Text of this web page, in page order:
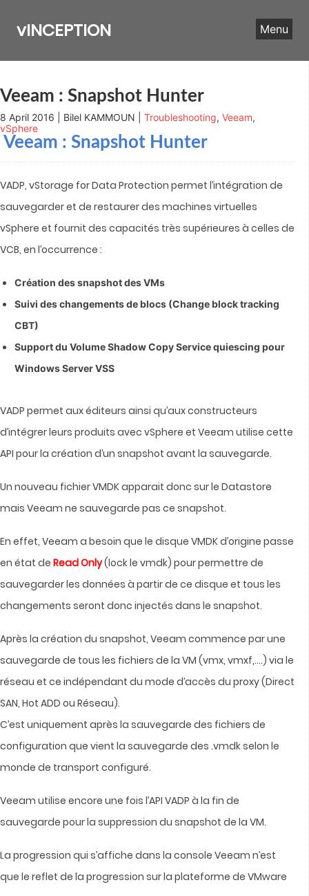
content
vINCEPTION Menu
Veeam : Snapshot Hunter
8 April 2016 | Bilel KAMMOUN | Troubleshooting, Veeam,
vSphere
Veeam : Snapshot Hunter
VADP, vStorage for Data Protection permet l’intégration de
sauvegarder et de restaurer des machines virtuelles
vSphere et fournit des capacités très supérieures à celles de
VCB, en l’occurrence :
Création des snapshot des VMs
Suivi des changements de blocs (Change block tracking
CBT)
Support du Volume Shadow Copy Service quiescing pour
Windows Server VSS
VADP permet aux éditeurs ainsi qu’aux constructeurs
d’intégrer leurs produits avec vSphere et Veeam utilise cette
API pour la création d’un snapshot avant la sauvegarde.
Un nouveau fichier VMDK apparait donc sur le Datastore
mais Veeam ne sauvegarde pas ce snapshot.
En effet, Veeam a besoin que le disque VMDK d’origine passe
en état de Read Only(lock le vmdk) pour permettre de
sauvegarder les données à partir de ce disque et tous les
changements seront donc injectés dans le snapshot.
Après la création du snapshot, Veeam commence par une
sauvegarde de tous les fichiers de la VM (vmx, vmxf,….) via le
réseau et ce indépendant du mode d’accès du proxy (Direct
SAN, Hot ADD ou Réseau).
C’est uniquement après la sauvegarde des fichiers de
configuration que vient la sauvegarde des .vmdk selon le
monde de transport configuré.
Veeam utilise encore une fois l’API VADP à la fin de
sauvegarde pour la suppression du snapshot de la VM.
La progression qui s’affiche dans la console Veeam n’est
que le reflet de la progression sur la plateforme de VMware